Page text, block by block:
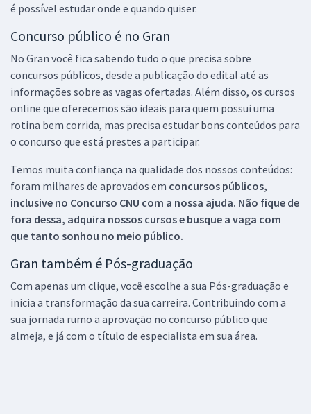
é possível estudar onde e quando quiser.
Concurso público é no Gran
No Gran você fica sabendo tudo o que precisa sobre
concursos públicos, desde a publicação do edital até as
informações sobre as vagas ofertadas. Além disso, os cursos
online que oferecemos são ideais para quem possui uma
rotina bem corrida, mas precisa estudar bons conteúdos para
o concurso que está prestes a participar.
Temos muita confiança na qualidade dos nossos conteúdos:
foram milhares de aprovados em concursos públicos,
inclusive no Concurso CNU com a nossa ajuda. Não fique de
fora dessa, adquira nossos cursos e busque a vaga com
que tanto sonhou no meio público.
Gran também é Pós-graduação
Com apenas um clique, você escolhe a sua Pós-graduação e
inicia a transformação da sua carreira. Contribuindo com a
sua jornada rumo a aprovação no concurso público que
almeja, e já com o título de especialista em sua área.